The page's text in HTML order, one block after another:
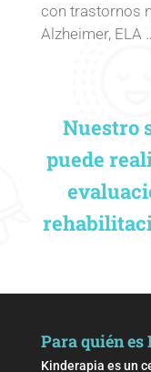
con trastornos
Alzheimer, ELA
Nuestro
puede
Para quién
Kinderapia es un